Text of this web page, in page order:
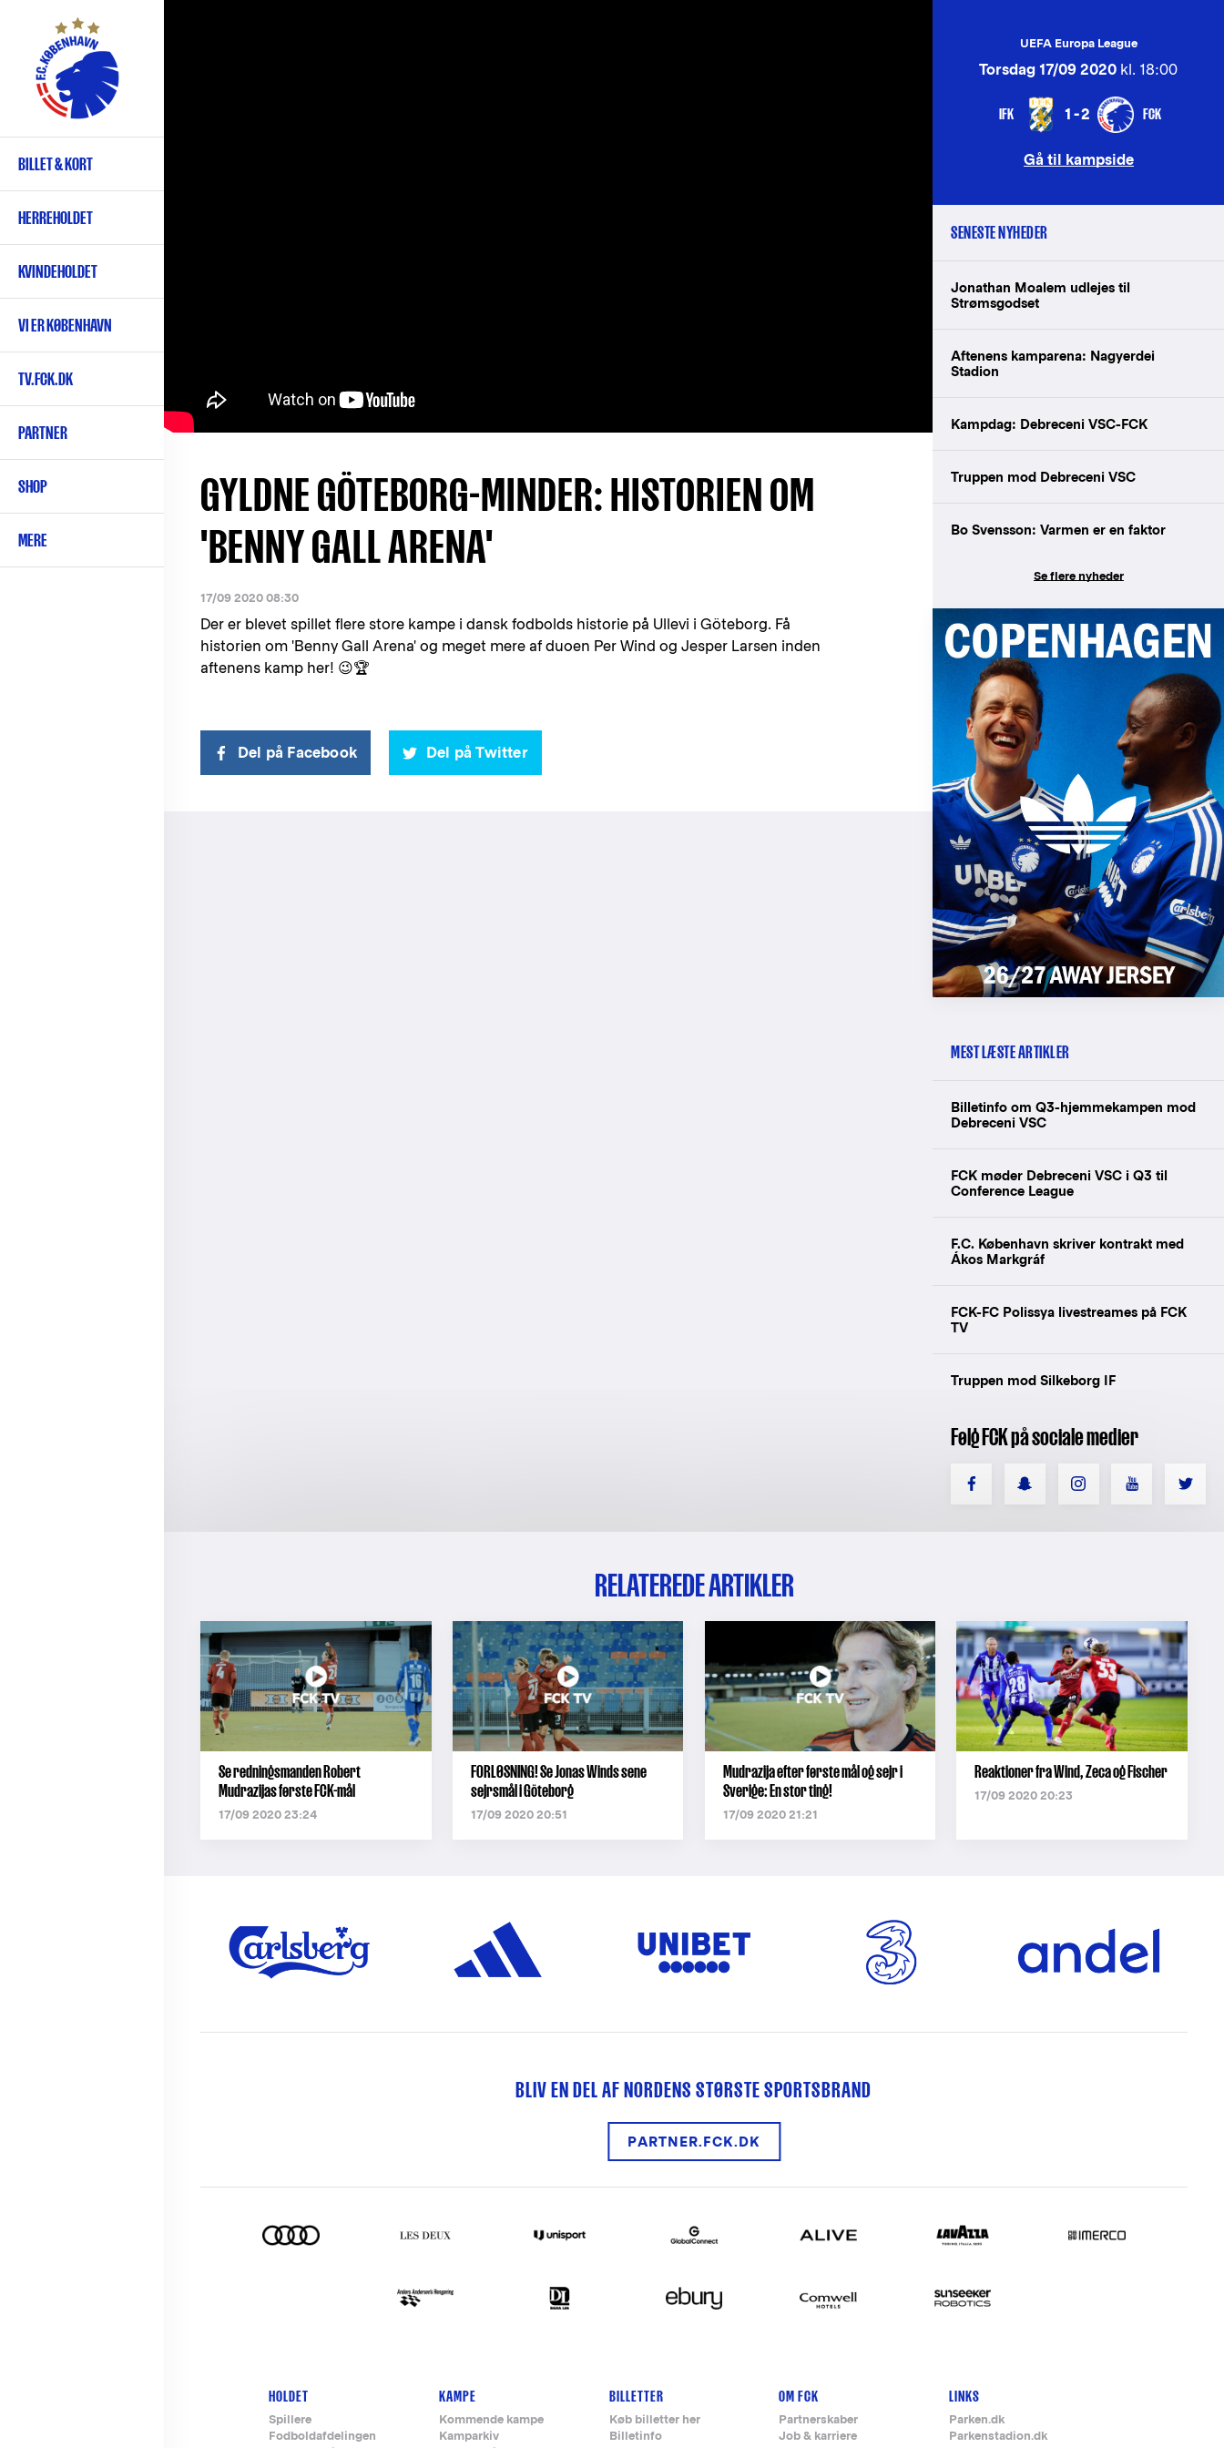
hovedindhold
Primær
navigation
BILLET & KORT
HERREHOLDET
KVINDEHOLDET
VI ER KØBENHAVN
TV.FCK.DK
PARTNER
SHOP
MERE
GYLDNE GÖTEBORG-MINDER: HISTORIEN OM
'BENNY GALL ARENA'
17/09 2020 08:30
Der er blevet spillet flere store kampe i dansk fodbolds historie på Ullevi i Göteborg. Få
historien om 'Benny Gall Arena' og meget mere af duoen Per Wind og Jesper Larsen inden
aftenens kamp her! 😉🏆
Del på Facebook Del på Twitter
UEFA Europa League
Torsdag 17/09 2020 kl. 18:00
IFK 1-2 FCK
Gå til kampside
SENESTE NYHEDER
Jonathan Moalem udlejes til
Strømsgodset
Aftenens kamparena: Nagyerdei
Stadion
Kampdag: Debreceni VSC-FCK
Truppen mod Debreceni VSC
Bo Svensson: Varmen er en faktor
Se flere nyheder
MEST LÆSTE ARTIKLER
Billetinfo om Q3-hjemmekampen mod
Debreceni VSC
FCK møder Debreceni VSC i Q3 til
Conference League
F.C. København skriver kontrakt med
Ákos Markgráf
FCK-FC Polissya livestreames på FCK
TV
Truppen mod Silkeborg IF
Følg FCK på sociale medier
RELATEREDE ARTIKLER
Se redningsmanden Robert
Mudrazijas første FCK-mål
17/09 2020 23:24
FORLØSNING! Se Jonas Winds sene
sejrsmål i Göteborg
17/09 2020 20:51
Mudrazija efter første mål og sejr i
Sverige: En stor ting!
17/09 2020 21:21
Reaktioner fra Wind, Zeca og Fischer
17/09 2020 20:23
BLIV EN DEL AF NORDENS STØRSTE SPORTSBRAND
PARTNER.FCK.DK
Footer-
HOLDET
Spillere
Fodboldafdelingen
KAMPE
Kommende kampe
Kamparkiv
BILLETTER
Køb billetter her
Billetinfo
OM FCK
Partnerskaber
Job & karriere
LINKS
Parken.dk
Parkenstadion.dk